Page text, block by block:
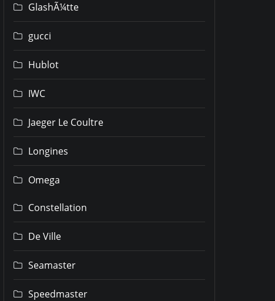
GlashÃ¼tte
gucci
Hublot
IWC
Jaeger Le Coultre
Longines
Omega
Constellation
De Ville
Seamaster
Speedmaster